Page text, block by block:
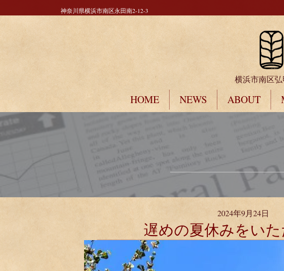
神奈川県横浜市南区永田南2-12-3
横浜市南区
HOME NEWS ABOUT
2024年9月24日
遅めの夏休みをい